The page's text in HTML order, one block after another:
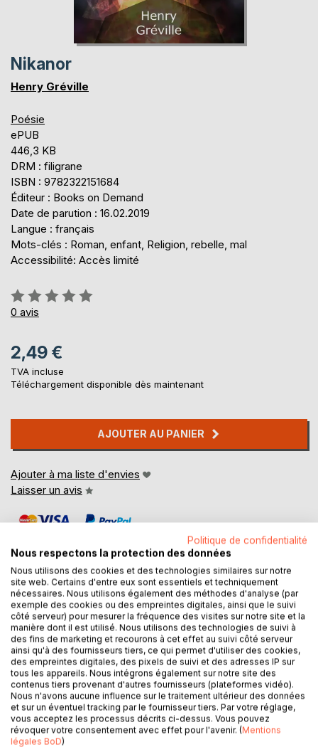
Nikanor
Henry Gréville
Poésie
ePUB
446,3 KB
DRM : filigrane
ISBN : 9782322151684
Éditeur : Books on Demand
Date de parution : 16.02.2019
Langue : français
Mots-clés : Roman, enfant, Religion, rebelle, mal
Accessibilité: Accès limité
Évaluation:
0%
0 avis
2,49 €
TVA incluse
Téléchargement disponible dès maintenant
AJOUTER AU PANIER
Ajouter à ma liste d'envies
Laisser un avis
DESCRIPTION
Nikanor était un bel enfant et un bon garçon, juste assez
indiscipliné pour ne point paraître lourd ou hypocrite, et
beaucoup trop fier pour se faire punir, à moins d'une raison
tout à fait extraordinaire. Depuis qu'il avait atteint sa
septième année, la main paternelle du bon Fadeï ne l'avait
frappé qu'une fois, et la révolte d'orgueil qui avait
bouleversé l'âme de Nikanor avait été si forte que jamais
plus il ne s'était exposé au retour d'un châtiment de ce
Politique de confidentialité
Nous respectons la protection des données
Nous utilisons des cookies et des technologies similaires sur notre
site web. Certains d'entre eux sont essentiels et techniquement
nécessaires. Nous utilisons également des méthodes d'analyse (par
exemple des cookies ou des empreintes digitales, ainsi que le suivi
côté serveur) pour mesurer la fréquence des visites sur notre site et la
manière dont il est utilisé. Nous utilisons des technologies de suivi à
des fins de marketing et recourons à cet effet au suivi côté serveur
ainsi qu'à des fournisseurs tiers, ce qui permet d'utiliser des cookies,
des empreintes digitales, des pixels de suivi et des adresses IP sur
tous les appareils. Nous intégrons également sur notre site des
contenus tiers provenant d'autres fournisseurs (plateformes vidéo).
Nous n'avons aucune influence sur le traitement ultérieur des données
et sur un éventuel tracking par le fournisseur tiers. Par votre réglage,
vous acceptez les processus décrits ci-dessus. Vous pouvez
révoquer votre consentement avec effet pour l'avenir. (Mentions
légales BoD)